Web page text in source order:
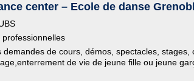
center – Ecole de danse
professionnelles
demandes de cours, démos, spectacles,
de vie de jeune fille ou jeune